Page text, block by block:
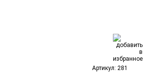
Артикул: 281